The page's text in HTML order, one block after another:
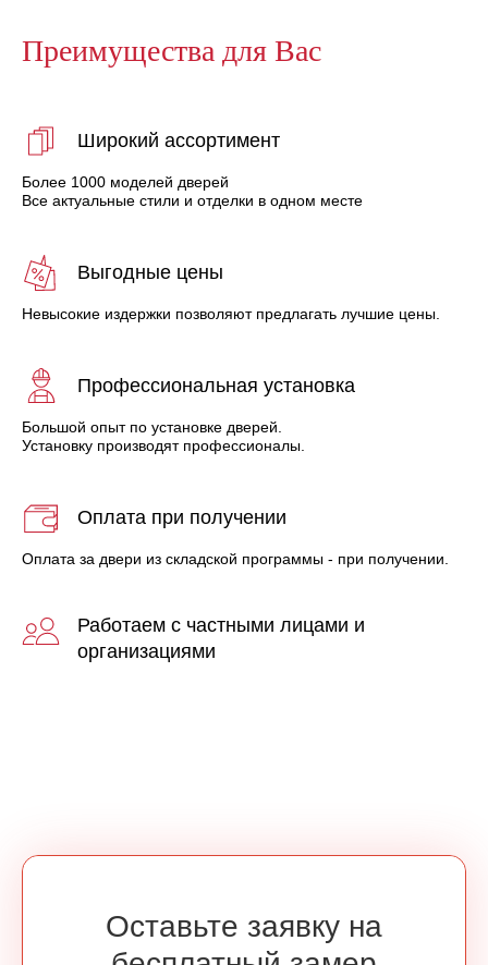
Преимущества для Вас
Широкий ассортимент
Более 1000 моделей дверей
Все актуальные стили и отделки в одном месте
Выгодные цены
Невысокие издержки позволяют предлагать лучшие цены.
Профессиональная установка
Большой опыт по установке дверей.
Установку производят профессионалы.
Оплата при получении
Оплата за двери из складской программы - при получении.
Работаем с частными лицами и
организациями
Оставьте заявку на